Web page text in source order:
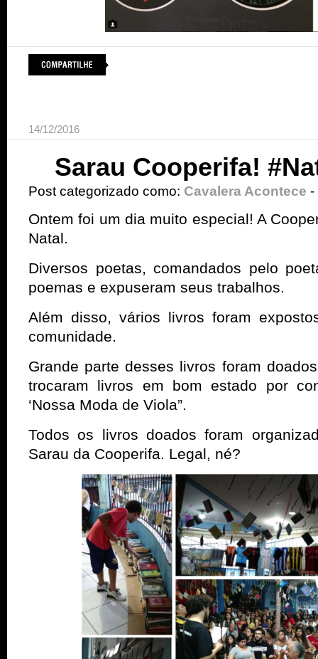
14/12/2016
Sarau Cooperifa!
Post categorizado como: Cavalera Acontece -
Ontem foi um dia muito especial! A
Natal.
Diversos poetas, comandados pelo
poemas e expuseram seus trabalhos.
Além disso, vários livros foram
comunidade.
Grande parte desses livros foram
trocaram livros em bom estado por
‘Nossa Moda de Viola”.
Todos os livros doados foram
Sarau da Cooperifa. Legal, né?